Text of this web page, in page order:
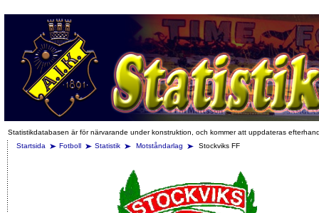
Statistikdatabasen är för närvarande under konstruktion, och kommer att uppdateras
Startsida
Fotboll Statistik Motståndarlag Stockviks FF